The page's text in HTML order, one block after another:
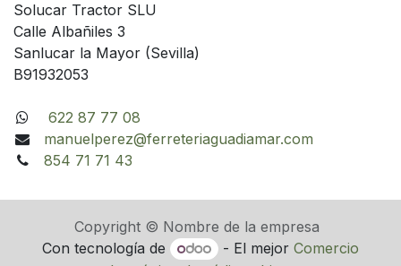
Solucar Tractor SLU
Calle Albañiles 3
Sanlucar la Mayor (Sevilla)
B91932053
622 87 77 08
manuelperez@ferreteriaguadiamar.com
854 71 71 43
Copyright © Nombre de la empresa
Con tecnología de
- El mejorComercio